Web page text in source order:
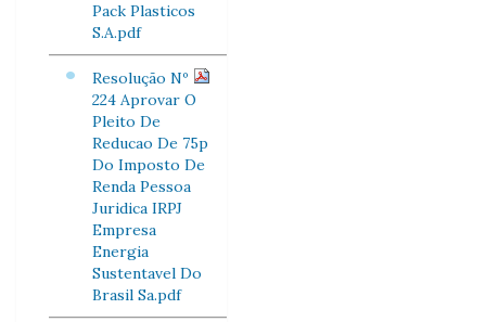
Pack Plasticos
S.A.pdf
Resolução Nº
224 Aprovar O
Pleito De
Reducao De 75p
Do Imposto De
Renda Pessoa
Juridica IRPJ
Empresa
Energia
Sustentavel Do
Brasil Sa.pdf